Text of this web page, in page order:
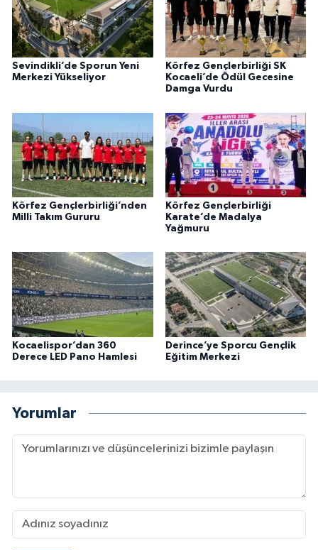
Sevindikli’de Sporun Yeni
Merkezi Yükseliyor
Körfez Gençlerbirliği SK
Kocaeli’de Ödül Gecesine
Damga Vurdu
Körfez Gençlerbirliği’nden
Milli Takım Gururu
Körfez Gençlerbirliği
Karate’de Madalya
Yağmuru
Kocaelispor’dan 360
Derece LED Pano Hamlesi
Derince’ye Sporcu Gençlik
Eğitim Merkezi
Yorumlar